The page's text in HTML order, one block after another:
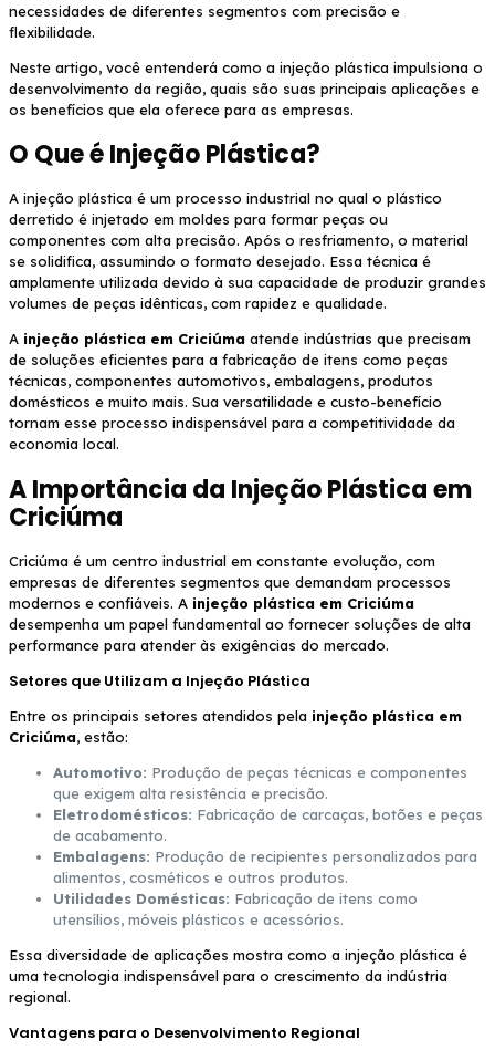
necessidades de diferentes segmentos com precisão e
flexibilidade.
Neste artigo, você entenderá como a injeção plástica impulsiona o
desenvolvimento da região, quais são suas principais aplicações e
os benefícios que ela oferece para as empresas.
O Que é Injeção Plástica?
A injeção plástica é um processo industrial no qual o plástico
derretido é injetado em moldes para formar peças ou
componentes com alta precisão. Após o resfriamento, o material
se solidifica, assumindo o formato desejado. Essa técnica é
amplamente utilizada devido à sua capacidade de produzir grandes
volumes de peças idênticas, com rapidez e qualidade.
A injeção plástica em Criciúma atende indústrias que precisam
de soluções eficientes para a fabricação de itens como peças
técnicas, componentes automotivos, embalagens, produtos
domésticos e muito mais. Sua versatilidade e custo-benefício
tornam esse processo indispensável para a competitividade da
economia local.
A Importância da Injeção Plástica em
Criciúma
Criciúma é um centro industrial em constante evolução, com
empresas de diferentes segmentos que demandam processos
modernos e confiáveis. A injeção plástica em Criciúma
desempenha um papel fundamental ao fornecer soluções de alta
performance para atender às exigências do mercado.
Setores que Utilizam a Injeção Plástica
Entre os principais setores atendidos pela injeção plástica em
Criciúma, estão:
Automotivo: Produção de peças técnicas e componentes
que exigem alta resistência e precisão.
Eletrodomésticos: Fabricação de carcaças, botões e peças
de acabamento.
Embalagens: Produção de recipientes personalizados para
alimentos, cosméticos e outros produtos.
Utilidades Domésticas: Fabricação de itens como
utensílios, móveis plásticos e acessórios.
Essa diversidade de aplicações mostra como a injeção plástica é
uma tecnologia indispensável para o crescimento da indústria
regional.
Vantagens para o Desenvolvimento Regional